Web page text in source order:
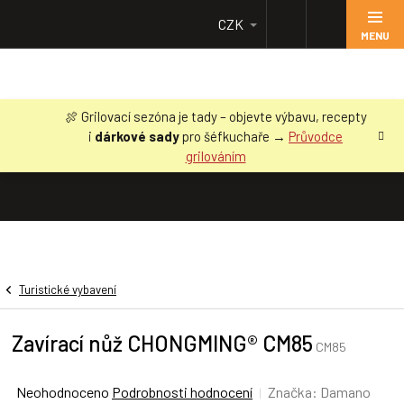
obsah
🍖 Grilovací sezóna je tady – objevte výbavu, recepty
i dárkové sadypro šéfkuchaře → Průvodce
grilováním
CZK
Turistické vybavení
Zavírací nůž CHONGMING® CM85 CM85
Průměrné
Neohodnoceno Podrobnosti hodnocení Značka: Damano